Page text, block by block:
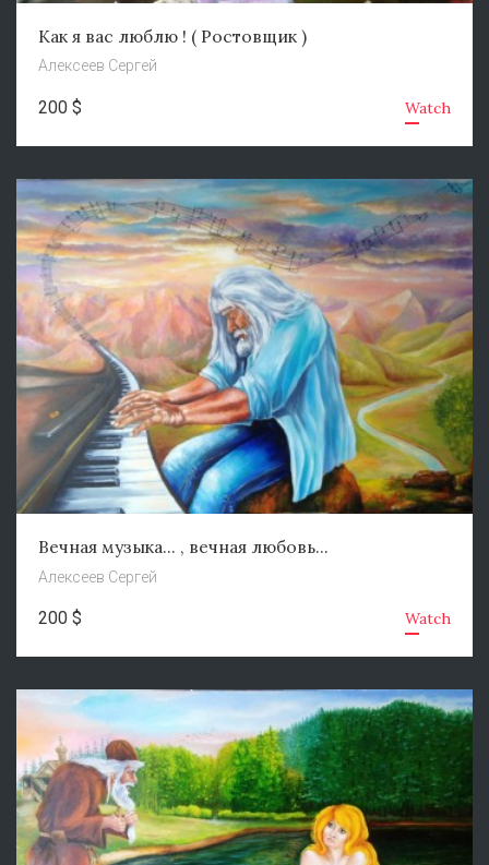
Как я вас люблю ! ( Ростовщик )
Алексеев Сергей
200 $ Watch
Вечная музыка... , вечная любовь...
Алексеев Сергей
200 $ Watch